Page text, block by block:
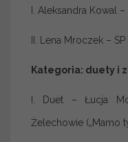
I. Aleksandra Kowal
II. Lena Mroczek –
Kategoria: duety i
I. Duet – Łucja
Żelechowie („Mamo